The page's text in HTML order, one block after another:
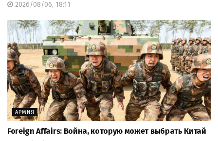
2026/08/06, 18:11
АРМИЯ
Foreign Affairs: Война, которую может выбрать Китай